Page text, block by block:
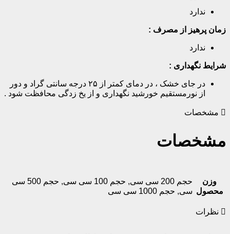
ندارد
پرهیز از مصرف :
ندارد
نگهداری :
در جای خشک ، در دمای کمتر از ۲۵ درجه سانتی گراد و دور
از نورمستقیم خورشید نگهداری و از یخ زدگی محافظت شود .
مشخصات
وزن
حجم 200 سی سی ,حجم 100 سی سی ,
حجم 500 سی
سی,حجم 1000 سی سی
نظرات